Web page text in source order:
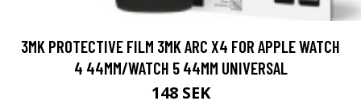
3MK PROTECTIVE FILM 3MK ARC X4 FOR APPLE WATCH
4 44MM/WATCH 5 44MM UNIVERSAL
148 SEK